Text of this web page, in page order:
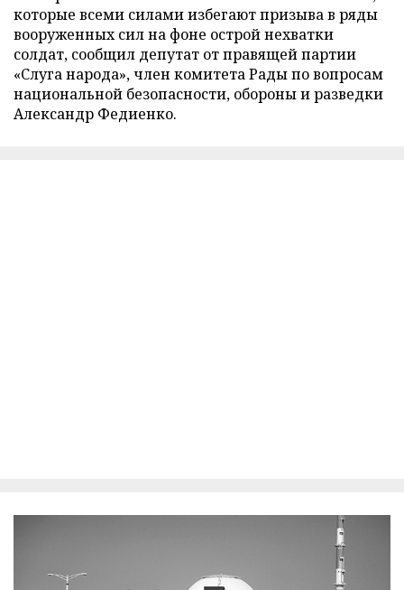
которые всеми силами избегают призыва в ряды
вооруженных сил на фоне острой нехватки
солдат, сообщил депутат от правящей партии
«Слуга народа», член комитета Рады по вопросам
национальной безопасности, обороны и разведки
Александр Федиенко.